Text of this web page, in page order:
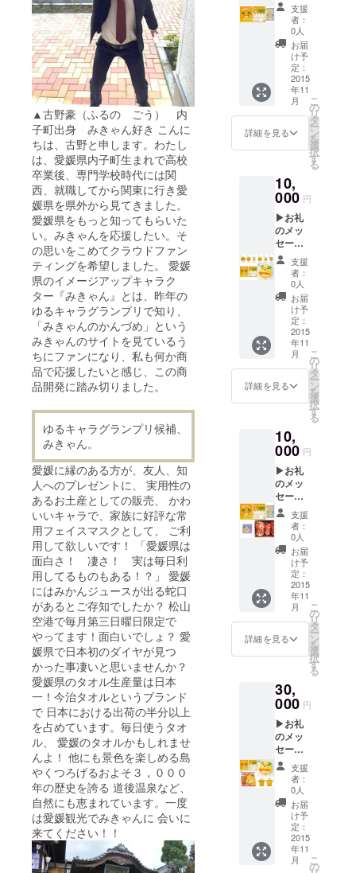
▲古野豪（ふるの ごう） 内
子町出身 みきゃん好き こんに
ちは、古野と申します。わたし
は、愛媛県内子町生まれで高校
卒業後、専門学校時代には関
西、就職してから関東に行き愛
媛県を県外から見てきました。
愛媛県をもっと知ってもらいた
い。みきゃんを応援したい。そ
の思いをこめてクラウドファン
ティングを希望しました。 愛媛
県のイメージアップキャラク
ター『みきゃん』とは、昨年の
ゆるキャラグランプリで知り、
「みきゃんのかんづめ」という
みきゃんのサイトを見ているう
ちにファンになり、私も何か商
品で応援したいと感じ、この商
品開発に踏み切りました。
ゆるキャラグランプリ候補、
みきゃん。
愛媛に縁のある方が、友人、知
人へのプレゼントに、 実用性の
あるお土産としての販売、 かわ
いいキャラで、家族に好評な常
用フェイスマスクとして、 ご利
用して欲しいです！ 「愛媛県は
面白さ！ 凄さ！ 実は毎日利
用してるものもある！？」 愛媛
にはみかんジュースが出る蛇口
があるとご存知でしたか？ 松山
空港で毎月第三日曜日限定で
やってます！面白いでしょ？ 愛
媛県で日本初のダイヤが見つ
かった事凄いと思いませんか？
愛媛県のタオル生産量は日本
一！今治タオルというブランド
で 日本における出荷の半分以上
を占めています。毎日使うタオ
ル、 愛媛のタオルかもしれませ
んよ！ 他にも景色を楽しめる島
やくつろげるおよそ３，０００
年の歴史を誇る 道後温泉など、
自然にも恵まれています。一度
は愛媛観光でみきゃんに 会いに
来てください！！
きゃん
フェイ
スマス
ク１週
間分
セット
（７
枚） ▶
障がい
者施設
のみ
きゃん
・み
きゃん
メッ
セージ
カード
（１
個 紙
製品）
※愛媛
の障が
い者施
設で作
られた
みきゃ
んグッ
ズで
す。
支援
者：
0人
お届
け予
定：
2015
年11
月
詳細を見る
こ
の
リ
タ
ー
ン
を
選
択
す
る
10,
000 円
▶お礼
のメッ
セージ
▶み
きゃん
オリジ
ナル
バッチ
（１
個） ▶
みきゃ
んグッ
ズ み
きゃん
着ぐる
み
プ（１
個） ▶
みきゃ
んフェ
イスマ
スク２
週間分
セット
（１４
枚）
支援
者：
0人
お届
け予
定：
2015
年11
月
詳細を見る
こ
の
リ
タ
ー
ン
を
選
択
す
る
10,
000 円
▶お礼
のメッ
セージ
▶み
きゃん
フェイ
スマス
ク２週
間分
セット
（１４
枚） ▶
障がい
者施設
のみ
きゃん
・み
きゃん
メッ
セージ
カード
（１
個 紙
製品）
・み
きゃん
コース
ター
（１
支援
者：
0人
お届
け予
定：
2015
年11
月
詳細を見る
こ
の
リ
タ
ー
ン
を
選
択
す
る
30,
000 円
▶お礼
のメッ
セージ
▶み
きゃん
オリジ
ナル
バッチ
（１
個） ▶
みきゃ
んフェ
支援
者：
0人
お届
け予
定：
2015
年11
月
こ
の